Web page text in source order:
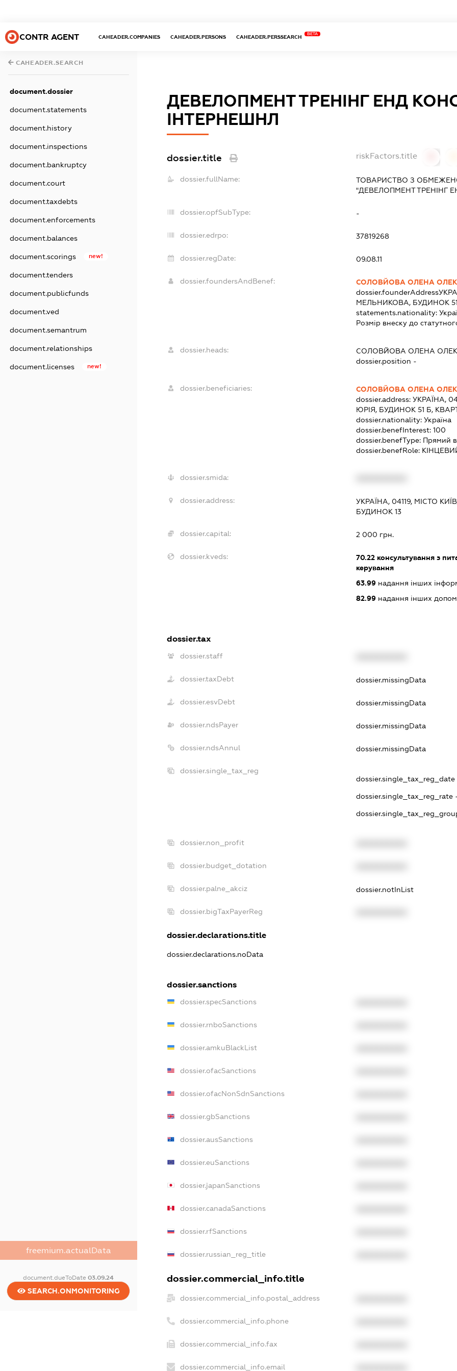
CONTR AGENT CAHEADER.COMPANIES CAHEADER.PERSONS CAHEADER.PERSSEARCH
BETA
CAHEADER.SEARCH
document.dossier
document.statements
document.history
document.inspections
document.bankruptcy
document.court
document.taxdebts
document.enforcements
document.balances
document.scorings new!
document.tenders
document.publicfunds
document.ved
document.semantrum
document.relationships
document.licenses new!
freemium.actualData
document.dueToDate03.09.24
SEARCH.ONMONITORING
ДЕВЕЛОПМЕНТ ТРЕНІНГ ЕНД
ІНТЕРНЕШНЛ
dossier.title riskFactors.title
dossier.fullName:
ТОВАРИСТВО З
"ДЕВЕЛОПМЕНТ ТРЕНІНГ
dossier.opfSubType: -
dossier.edrpo: 37819268
dossier.regDate: 09.08.11
dossier.foundersAndBenef:
СОЛОВЙОВА ОЛЕНА
dossier.founderAddress
МЕЛЬНИКОВА, БУДИНОК
statements.nationality:
Розмір внеску до
dossier.heads: СОЛОВЙОВА ОЛЕНА
dossier.position -
dossier.beneficiaries:
СОЛОВЙОВА ОЛЕНА
dossier.address: УКРАЇНА,
ЮРІЯ, БУДИНОК 51 Б,
dossier.nationality: Україна
dossier.benefInterest: 100
dossier.benefType: Прямий
dossier.benefRole:
dossier.smida:
dossier.address:
УКРАЇНА, 04119, МІСТО
БУДИНОК 13
dossier.capital: 2 000 грн.
dossier.kveds: 70.22консультування з
керування
63.99надання інших
82.99надання інших
dossier.tax
dossier.staff
dossier.taxDebt dossier.missingData
dossier.esvDebt dossier.missingData
dossier.ndsPayer dossier.missingData
dossier.ndsAnnul dossier.missingData
dossier.single_tax_reg
dossier.single_tax_reg_date -
dossier.single_tax_reg_rate
dossier.non_profit
dossier.budget_dotation
dossier.palne_akciz dossier.notInList
dossier.bigTaxPayerReg
dossier.declarations.title
dossier.declarations.noData
dossier.sanctions
dossier.specSanctions
dossier.rnboSanctions
dossier.amkuBlackList
dossier.ofacSanctions
dossier.ofacNonSdnSanctions
dossier.gbSanctions
dossier.ausSanctions
dossier.euSanctions
dossier.japanSanctions
dossier.canadaSanctions
dossier.rfSanctions
dossier.russian_reg_title
dossier.commercial_info.title
dossier.commercial_info.postal_address
dossier.commercial_info.phone
dossier.commercial_info.fax
dossier.commercial_info.email